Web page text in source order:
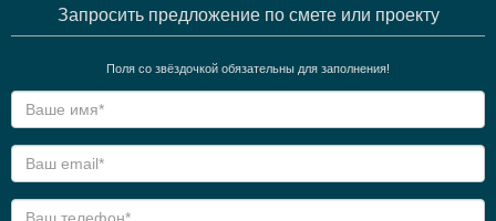
Запросить предложение по смете или проекту
Поля со звёздочкой обязательны для заполнения!